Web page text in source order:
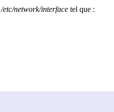
/etc/network/interface tel que :